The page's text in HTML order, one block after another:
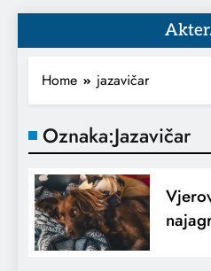
Home jazavičar
Oznaka:Jazavičar